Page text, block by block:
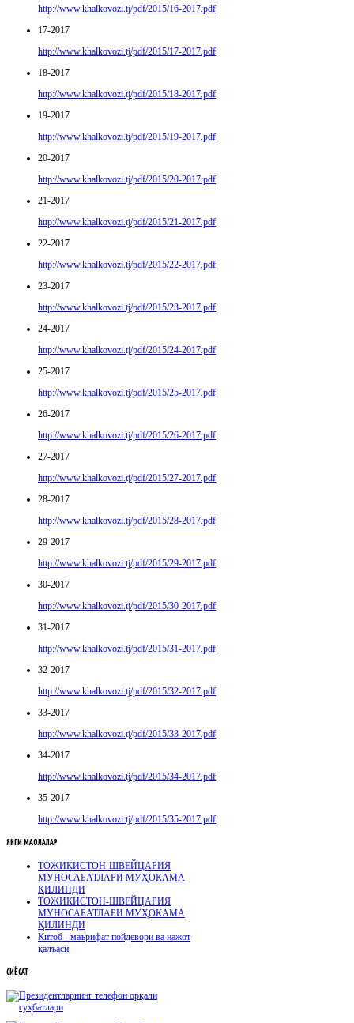
http://www.khalkovozi.tj/pdf/2015/16-2017.pdf
17-2017
http://www.khalkovozi.tj/pdf/2015/17-2017.pdf
18-2017
http://www.khalkovozi.tj/pdf/2015/18-2017.pdf
19-2017
http://www.khalkovozi.tj/pdf/2015/19-2017.pdf
20-2017
http://www.khalkovozi.tj/pdf/2015/20-2017.pdf
21-2017
http://www.khalkovozi.tj/pdf/2015/21-2017.pdf
22-2017
http://www.khalkovozi.tj/pdf/2015/22-2017.pdf
23-2017
http://www.khalkovozi.tj/pdf/2015/23-2017.pdf
24-2017
http://www.khalkovozi.tj/pdf/2015/24-2017.pdf
25-2017
http://www.khalkovozi.tj/pdf/2015/25-2017.pdf
26-2017
http://www.khalkovozi.tj/pdf/2015/26-2017.pdf
27-2017
http://www.khalkovozi.tj/pdf/2015/27-2017.pdf
28-2017
http://www.khalkovozi.tj/pdf/2015/28-2017.pdf
29-2017
http://www.khalkovozi.tj/pdf/2015/29-2017.pdf
30-2017
http://www.khalkovozi.tj/pdf/2015/30-2017.pdf
31-2017
http://www.khalkovozi.tj/pdf/2015/31-2017.pdf
32-2017
http://www.khalkovozi.tj/pdf/2015/32-2017.pdf
33-2017
http://www.khalkovozi.tj/pdf/2015/33-2017.pdf
34-2017
http://www.khalkovozi.tj/pdf/2015/34-2017.pdf
35-2017
http://www.khalkovozi.tj/pdf/2015/35-2017.pdf
ЯНГИ МАҚОЛАЛАР
ТОЖИКИСТОН-ШВЕЙЦАРИЯ
МУНОСАБАТЛАРИ МУҲОКАМА
ҚИЛИНДИ
ТОЖИКИСТОН-ШВЕЙЦАРИЯ
МУНОСАБАТЛАРИ МУҲОКАМА
ҚИЛИНДИ
Китоб - маърифат пойдевори ва нажот
қалъаси
СИЁСАТ